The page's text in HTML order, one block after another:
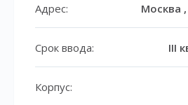
Адрес: Москва
Срок ввода: III
Корпус: